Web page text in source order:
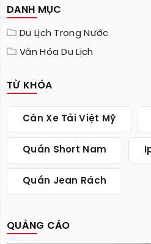
DANH MỤC
Du Lịch Trong Nước
Văn Hóa Du Lịch
TỪ KHÓA
Cân Xe Tải Việt Mỹ
Quần Short Nam
Quần Jean Rách
QUẢNG CÁO